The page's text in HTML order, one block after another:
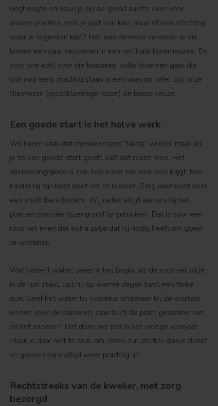
ooghoogte en houd je op de grond ruimte over voor
andere planten. Heb je juist een kale muur of een schutting
waar je tegenaan kijkt? Met een klimroos verander je die
binnen een paar seizoenen in een verticale bloemenzee. En
voor wie echt voor die klassieke, volle bloemen gaat die
ook nog eens prachtig staan in een vaas op tafel, zijn onze
theerozen (grootbloemige rozen) de beste keuze.
Een goede start is het halve werk
We horen vaak dat mensen rozen "lastig" vinden, maar als
je ze een goede start geeft, valt dat reuze mee. Het
allerbelangrijkste is zon: hoe meer zon een roos krijgt, hoe
harder hij zijn best doet om te bloeien. Zorg daarnaast voor
een vruchtbare bodem. Wij raden altijd aan om bij het
planten speciale rozengrond te gebruiken. Dat is voor een
roos net even dat extra zetje dat hij nodig heeft om goed
te wortelen.
Wat betreft water: zeker in het begin, als de roos net bij je
in de tuin staat, lust hij op warme dagen best een flinke
slok. Geef het water bij voorkeur onderaan bij de wortels
en niet over de bladeren, daar blijft de plant gezonder van.
En het snoeien? Dat doen we pas in het vroege voorjaar.
Maak je daar niet te druk om; rozen zijn sterker dan je denkt
en groeien bijna altijd weer prachtig uit.
Rechtstreeks van de kweker, met zorg
bezorgd